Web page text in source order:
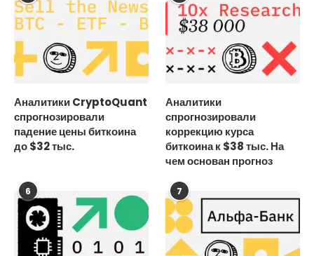
Аналитики CryptoQuant
спрогнозировали
падение цены биткоина
до $32 тыс.
Аналитики
спрогнозировали
коррекцию курса
биткоина к $38 тыс. На
чем основан прогноз
6 7